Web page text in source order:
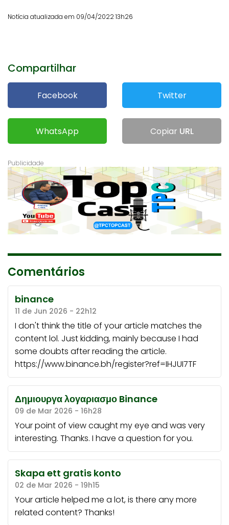
Notícia atualizada em 09/04/2022 13h26
Compartilhar
Facebook Twitter
WhatsApp Copiar URL
Comentários
binance
11 de Jun 2026 - 22h12
I don't think the title of your article matches the
content lol. Just kidding, mainly because I had
some doubts after reading the article.
https://www.binance.bh/register?ref=IHJUI7TF
Δημιουργα λογαριασμο Binance
09 de Mar 2026 - 16h28
Your point of view caught my eye and was very
interesting. Thanks. I have a question for you.
Skapa ett gratis konto
02 de Mar 2026 - 19h15
Your article helped me a lot, is there any more
related content? Thanks!